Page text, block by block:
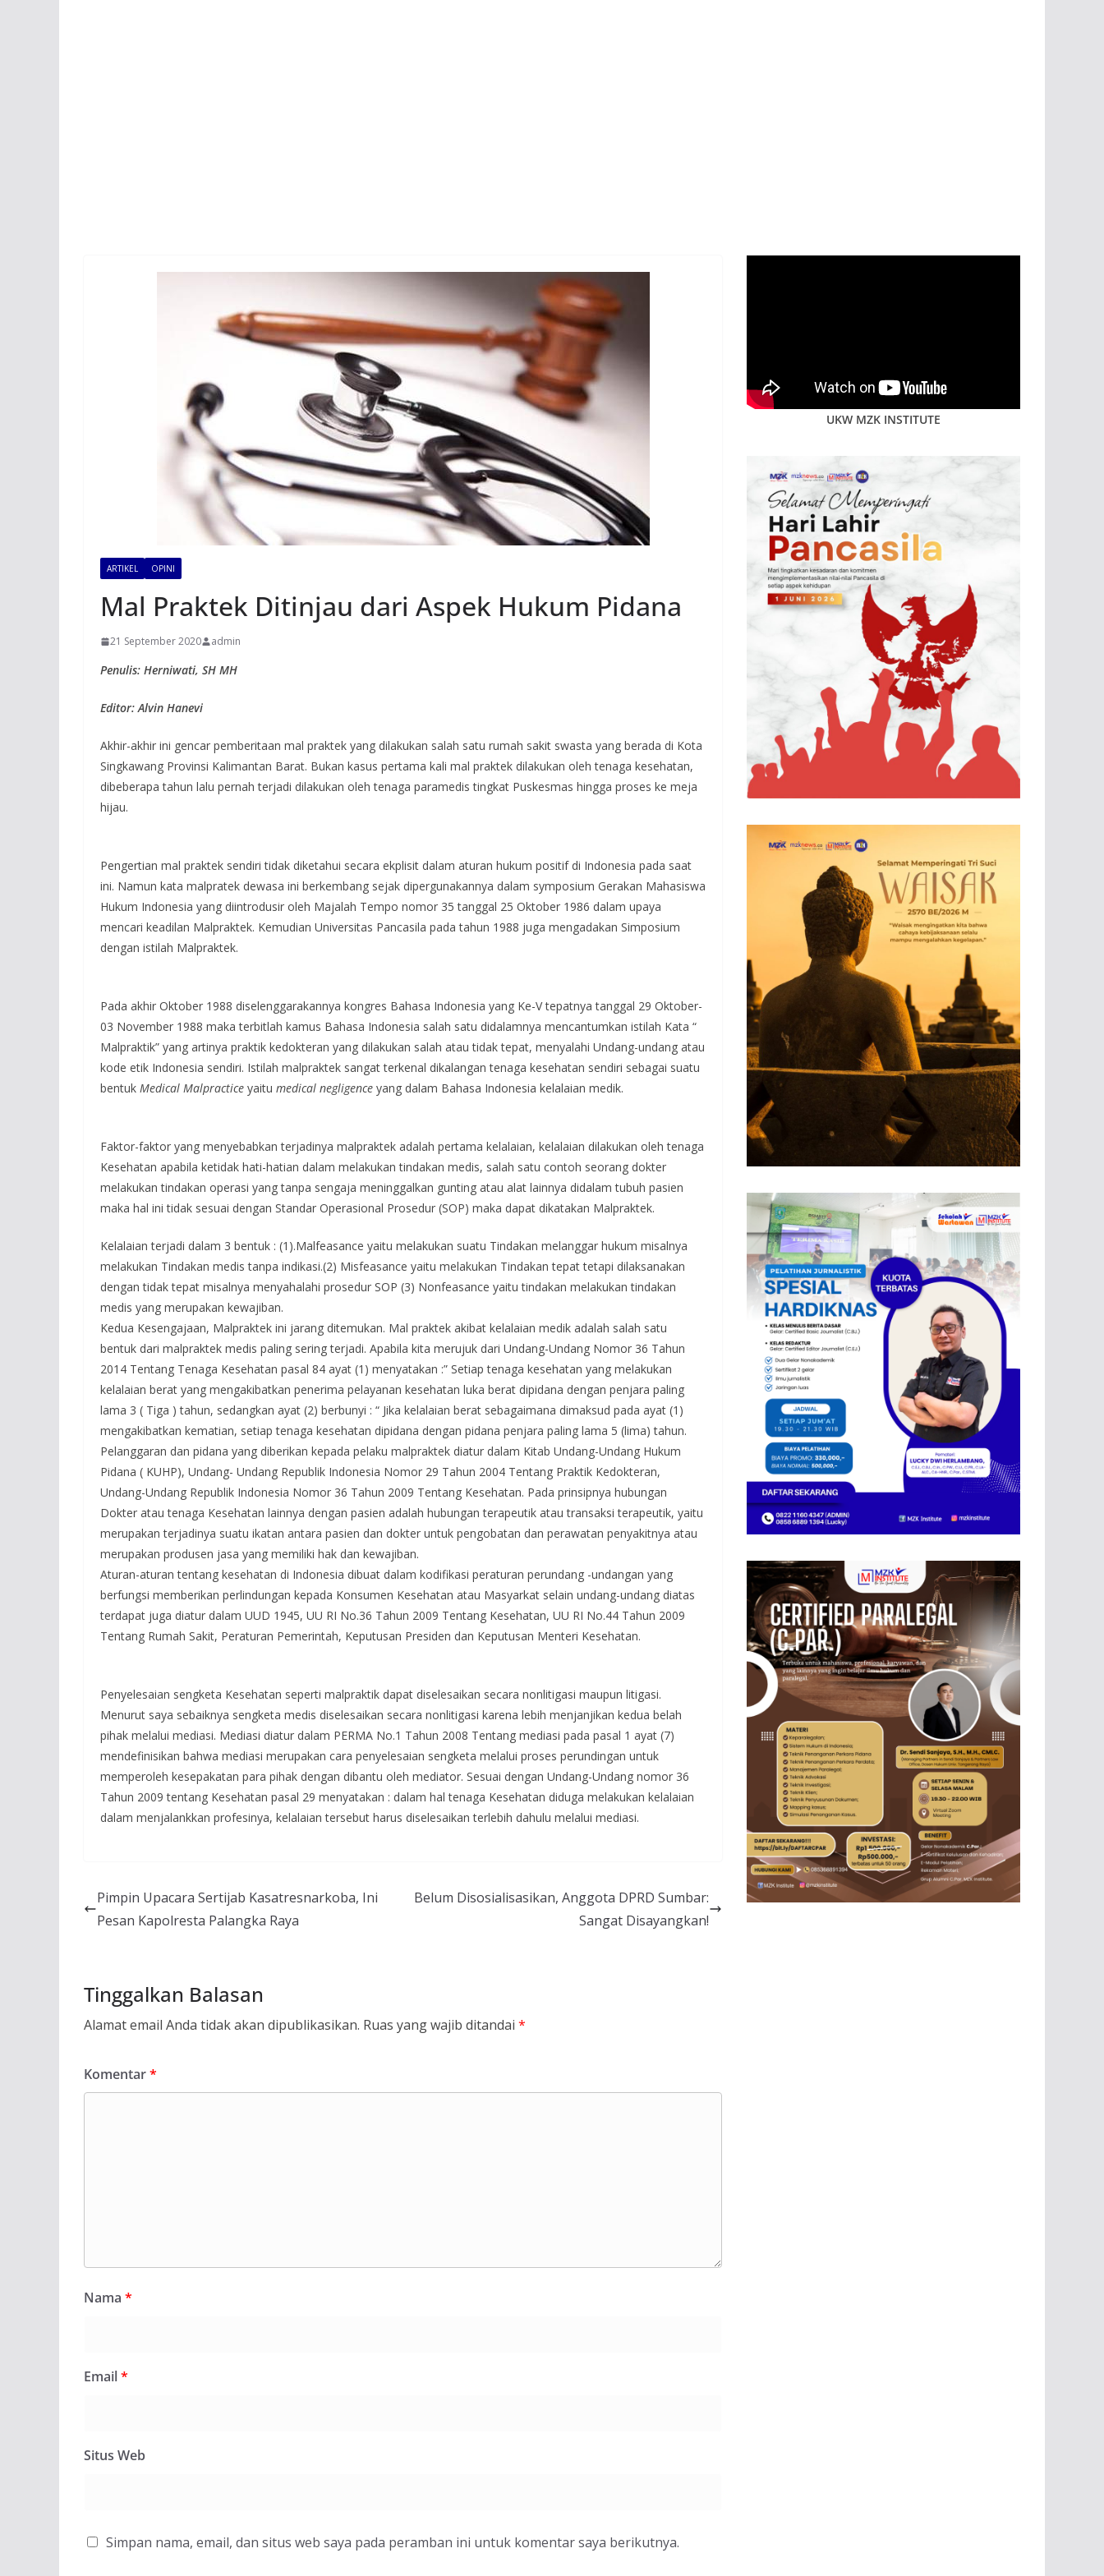
ARTIKEL OPINI
Mal Praktek Ditinjau dari Aspek Hukum Pidana
21 September 2020 admin
Penulis: Herniwati, SH MH
Editor: Alvin Hanevi
Akhir-akhir ini gencar pemberitaan mal praktek yang dilakukan salah satu rumah sakit swasta yang berada di Kota
Singkawang Provinsi Kalimantan Barat. Bukan kasus pertama kali mal praktek dilakukan oleh tenaga kesehatan,
dibeberapa tahun lalu pernah terjadi dilakukan oleh tenaga paramedis tingkat Puskesmas hingga proses ke meja
hijau.
Pengertian mal praktek sendiri tidak diketahui secara ekplisit dalam aturan hukum positif di Indonesia pada saat
ini. Namun kata malpratek dewasa ini berkembang sejak dipergunakannya dalam symposium Gerakan Mahasiswa
Hukum Indonesia yang diintrodusir oleh Majalah Tempo nomor 35 tanggal 25 Oktober 1986 dalam upaya
mencari keadilan Malpraktek. Kemudian Universitas Pancasila pada tahun 1988 juga mengadakan Simposium
dengan istilah Malpraktek.
Pada akhir Oktober 1988 diselenggarakannya kongres Bahasa Indonesia yang Ke-V tepatnya tanggal 29 Oktober-
03 November 1988 maka terbitlah kamus Bahasa Indonesia salah satu didalamnya mencantumkan istilah Kata “
Malpraktik” yang artinya praktik kedokteran yang dilakukan salah atau tidak tepat, menyalahi Undang-undang atau
kode etik Indonesia sendiri. Istilah malpraktek sangat terkenal dikalangan tenaga kesehatan sendiri sebagai suatu
bentuk Medical Malpractice yaitu medical negligence yang dalam Bahasa Indonesia kelalaian medik.
Faktor-faktor yang menyebabkan terjadinya malpraktek adalah pertama kelalaian, kelalaian dilakukan oleh tenaga
Kesehatan apabila ketidak hati-hatian dalam melakukan tindakan medis, salah satu contoh seorang dokter
melakukan tindakan operasi yang tanpa sengaja meninggalkan gunting atau alat lainnya didalam tubuh pasien
maka hal ini tidak sesuai dengan Standar Operasional Prosedur (SOP) maka dapat dikatakan Malpraktek.
Kelalaian terjadi dalam 3 bentuk : (1).Malfeasance yaitu melakukan suatu Tindakan melanggar hukum misalnya
melakukan Tindakan medis tanpa indikasi.(2) Misfeasance yaitu melakukan Tindakan tepat tetapi dilaksanakan
dengan tidak tepat misalnya menyahalahi prosedur SOP (3) Nonfeasance yaitu tindakan melakukan tindakan
medis yang merupakan kewajiban.
Kedua Kesengajaan, Malpraktek ini jarang ditemukan. Mal praktek akibat kelalaian medik adalah salah satu
bentuk dari malpraktek medis paling sering terjadi. Apabila kita merujuk dari Undang-Undang Nomor 36 Tahun
2014 Tentang Tenaga Kesehatan pasal 84 ayat (1) menyatakan :” Setiap tenaga kesehatan yang melakukan
kelalaian berat yang mengakibatkan penerima pelayanan kesehatan luka berat dipidana dengan penjara paling
lama 3 ( Tiga ) tahun, sedangkan ayat (2) berbunyi : “ Jika kelalaian berat sebagaimana dimaksud pada ayat (1)
mengakibatkan kematian, setiap tenaga kesehatan dipidana dengan pidana penjara paling lama 5 (lima) tahun.
Pelanggaran dan pidana yang diberikan kepada pelaku malpraktek diatur dalam Kitab Undang-Undang Hukum
Pidana ( KUHP), Undang- Undang Republik Indonesia Nomor 29 Tahun 2004 Tentang Praktik Kedokteran,
Undang-Undang Republik Indonesia Nomor 36 Tahun 2009 Tentang Kesehatan. Pada prinsipnya hubungan
Dokter atau tenaga Kesehatan lainnya dengan pasien adalah hubungan terapeutik atau transaksi terapeutik, yaitu
merupakan terjadinya suatu ikatan antara pasien dan dokter untuk pengobatan dan perawatan penyakitnya atau
merupakan produsen jasa yang memiliki hak dan kewajiban.
Aturan-aturan tentang kesehatan di Indonesia dibuat dalam kodifikasi peraturan perundang -undangan yang
berfungsi memberikan perlindungan kepada Konsumen Kesehatan atau Masyarkat selain undang-undang diatas
terdapat juga diatur dalam UUD 1945, UU RI No.36 Tahun 2009 Tentang Kesehatan, UU RI No.44 Tahun 2009
Tentang Rumah Sakit, Peraturan Pemerintah, Keputusan Presiden dan Keputusan Menteri Kesehatan.
Penyelesaian sengketa Kesehatan seperti malpraktik dapat diselesaikan secara nonlitigasi maupun litigasi.
Menurut saya sebaiknya sengketa medis diselesaikan secara nonlitigasi karena lebih menjanjikan kedua belah
pihak melalui mediasi. Mediasi diatur dalam PERMA No.1 Tahun 2008 Tentang mediasi pada pasal 1 ayat (7)
mendefinisikan bahwa mediasi merupakan cara penyelesaian sengketa melalui proses perundingan untuk
memperoleh kesepakatan para pihak dengan dibantu oleh mediator. Sesuai dengan Undang-Undang nomor 36
Tahun 2009 tentang Kesehatan pasal 29 menyatakan : dalam hal tenaga Kesehatan diduga melakukan kelalaian
dalam menjalankkan profesinya, kelalaian tersebut harus diselesaikan terlebih dahulu melalui mediasi.
Pimpin Upacara Sertijab Kasatresnarkoba, Ini
Pesan Kapolresta Palangka Raya
Belum Disosialisasikan, Anggota DPRD Sumbar:
Sangat Disayangkan!
Tinggalkan Balasan
Alamat email Anda tidak akan dipublikasikan. Ruas yang wajib ditandai *
Komentar*
Nama *
Email*
Situs Web
Simpan nama, email, dan situs web saya pada peramban ini untuk komentar saya berikutnya.
UKW MZK INSTITUTE